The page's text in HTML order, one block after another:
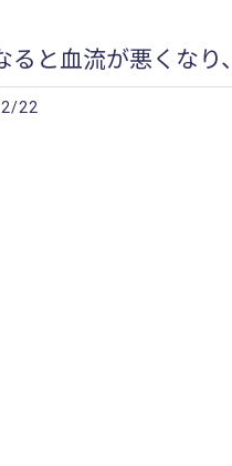
ると血流が悪くなり、
22